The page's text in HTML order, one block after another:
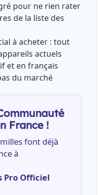
pour ne rien rater
de la liste des
à acheter : tout
actuels
et en français
du marché
France !
font déjà
à
Pro Officiel